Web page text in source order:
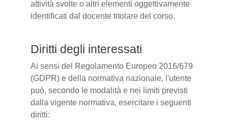
attività svolte o altri elementi oggettivamente
identificati dal docente titolare del corso.
Diritti degli interessati
Ai sensi del Regolamento Europeo 2016/679
(GDPR) e della normativa nazionale, l'utente
può, secondo le modalità e nei limiti previsti
dalla vigente normativa, esercitare i seguenti
diritti: